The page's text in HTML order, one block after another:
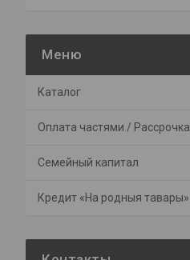
Каталог
Оплата частями / Рассрочка
Семейный капитал
Кредит «На родныя тавары»